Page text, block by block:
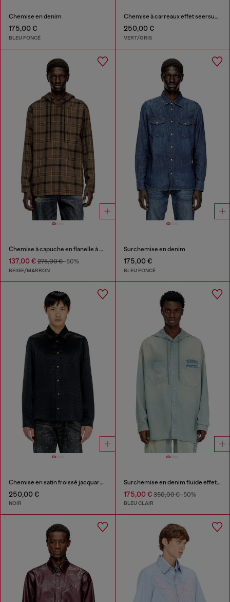
Chemise en denim
175,00 €
BLEU FONCÉ
Chemise à carreaux effet seersucker
250,00 €
VERT/GRIS
Chemise à capuche en flanelle à carreaux avec logo
137,00 € 275,00 €-50%
BEIGE/MARRON
Surchemise en denim
175,00 €
BLEU FONCÉ
Chemise en satin froissé jacquard logo
250,00 €
NOIR
Surchemise en denim fluide effet sali
175,00 €350,00 €-50%
BLEU CLAIR